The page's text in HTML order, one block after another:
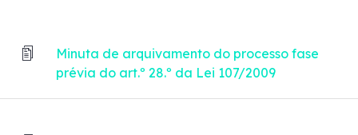
Minuta de arquivamento do processo fase
prévia do art.º 28.º da Lei 107/2009